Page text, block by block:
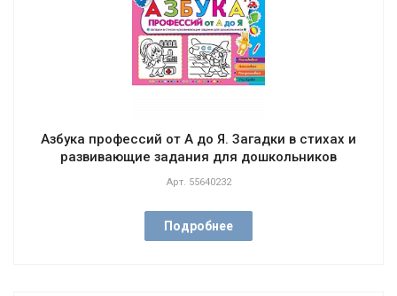
Азбука профессий от А до Я. Загадки в стихах и
развивающие задания для дошкольников
Арт. 55640232
Подробнее